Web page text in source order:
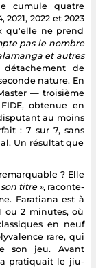
cumule quatre
2022 et 2023
qu'elle ne prend
pas le nombre
et autres
de
nature. En
— troisième
obtenue en
au moins
: 7 sur 7, sans
Un résultat que
? Elle
titre », raconte-
Faratiana est à
ou 2 minutes, où
en neuf
rare, qui
son jeu. Avant
pratiquait le jiu-